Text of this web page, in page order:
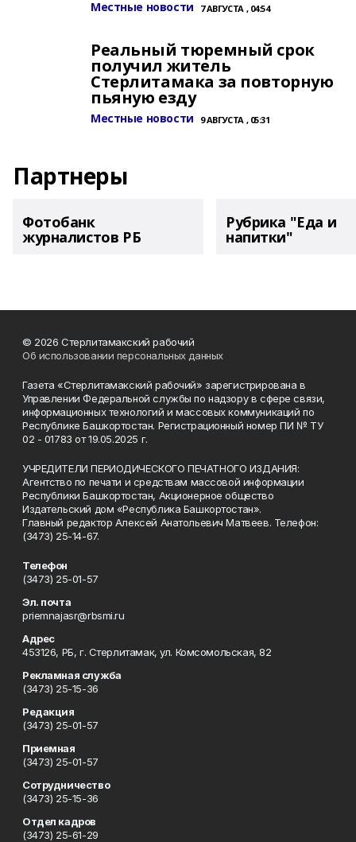
Местные новости 7 АВГУСТА , 04:54
Реальный тюремный срок
получил житель
Стерлитамака за повторную
пьяную езду
Местные новости 9 АВГУСТА , 05:31
Партнеры
Фотобанк
журналистов РБ
Рубрика "Еда и
напитки"
© 2026 Стерлитамакский рабочий
Об использовании персональных данных
Газета «Стерлитамакский рабочий» зарегистрирована в
Управлении Федеральной службы по надзору в сфере связи,
информационных технологий и массовых коммуникаций по
Республике Башкортостан. Регистрационный номер ПИ № ТУ
02 - 01783 от 19.05.2025 г.
УЧРЕДИТЕЛИ ПЕРИОДИЧЕСКОГО ПЕЧАТНОГО ИЗДАНИЯ:
Агентство по печати и средствам массовой информации
Республики Башкортостан, Акционерное общество
Издательский дом «Республика Башкортостан».
Главный редактор Алексей Анатольевич Матвеев. Телефон:
(3473) 25-14-67.
Телефон
(3473) 25-01-57
Эл. почта
priemnajasr@rbsmi.ru
Адрес
453126, РБ, г. Стерлитамак, ул. Комсомольская, 82
Рекламная служба
(3473) 25-15-36
Редакция
(3473) 25-01-57
Приемная
(3473) 25-01-57
Сотрудничество
(3473) 25-15-36
Отдел кадров
(3473) 25-61-29